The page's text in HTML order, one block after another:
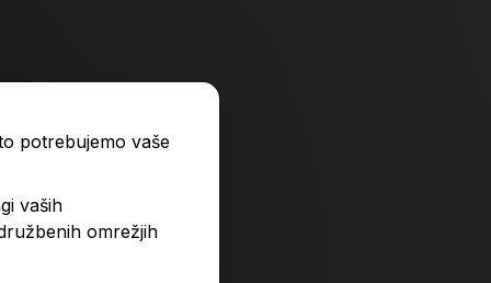
potrebujemo vaše
vaših
omrežjih